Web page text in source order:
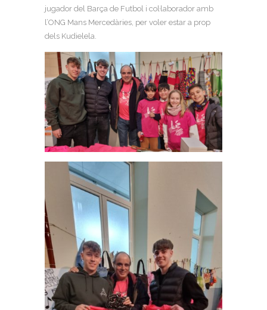
jugador del Barça de Futbol i col·laborador amb
l’ONG Mans Mercedàries, per voler estar a prop
dels Kudielela.